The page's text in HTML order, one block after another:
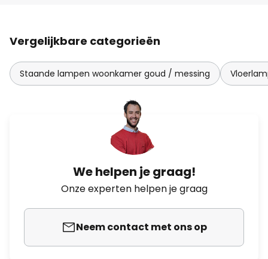
Vergelijkbare categorieën
Staande lampen woonkamer goud / messing
We helpen je graag!
Onze experten helpen je graag
Neem contact met ons op